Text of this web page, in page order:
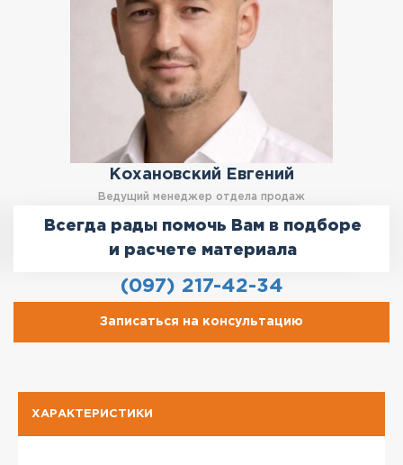
Кохановский Евгений
Ведущий менеджер отдела продаж
Всегда рады помочь Вам в подборе
и расчете материала
(097) 217-42-34
Записаться на консультацию
ХАРАКТЕРИСТИКИ